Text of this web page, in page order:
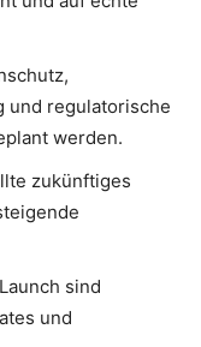
und regulatorische
werden.
zukünftiges
sind
und